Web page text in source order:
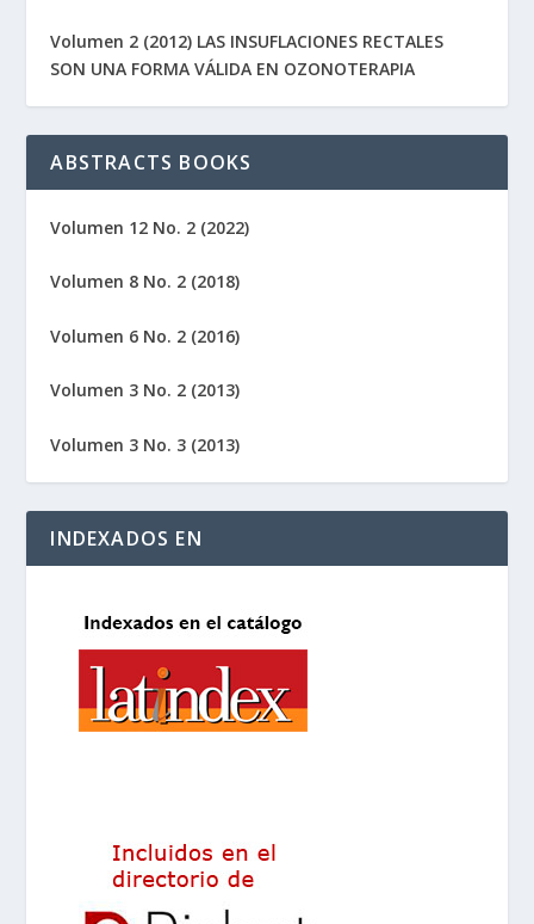
Volumen 2 (2012) LAS INSUFLACIONES RECTALES
SON UNA FORMA VÁLIDA EN OZONOTERAPIA
ABSTRACTS BOOKS
Volumen 12 No. 2 (2022)
Volumen 8 No. 2 (2018)
Volumen 6 No. 2 (2016)
Volumen 3 No. 2 (2013)
Volumen 3 No. 3 (2013)
INDEXADOS EN